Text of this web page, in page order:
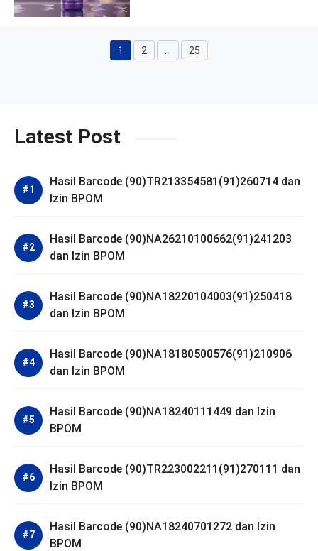
Halaman
1 Halaman
2 Halaman
25
Latest Post
Hasil Barcode (90)TR213354581(91)260714 dan
Izin BPOM
Hasil Barcode (90)NA26210100662(91)241203
dan Izin BPOM
Hasil Barcode (90)NA18220104003(91)250418
dan Izin BPOM
Hasil Barcode (90)NA18180500576(91)210906
dan Izin BPOM
Hasil Barcode (90)NA18240111449 dan Izin
BPOM
Hasil Barcode (90)TR223002211(91)270111 dan
Izin BPOM
Hasil Barcode (90)NA18240701272 dan Izin
BPOM